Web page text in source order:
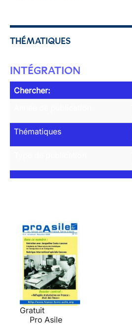
THÉMATIQUES
INTÉGRATION
Chercher:
Thématiques
Gratuit
Pro Asile